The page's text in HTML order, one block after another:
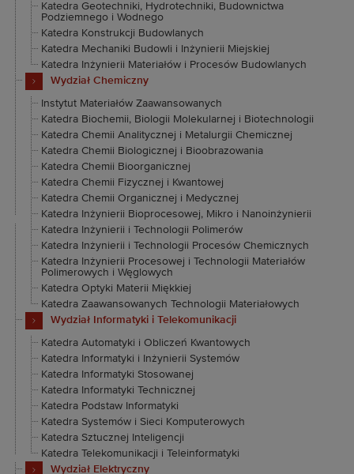
Katedra Geotechniki, Hydrotechniki, Budownictwa
Podziemnego i Wodnego
Katedra Konstrukcji Budowlanych
Katedra Mechaniki Budowli i Inżynierii Miejskiej
Katedra Inżynierii Materiałów i Procesów Budowlanych
Wydział Chemiczny
Instytut Materiałów Zaawansowanych
Katedra Biochemii, Biologii Molekularnej i Biotechnologii
Katedra Chemii Analitycznej i Metalurgii Chemicznej
Katedra Chemii Biologicznej i Bioobrazowania
Katedra Chemii Bioorganicznej
Katedra Chemii Fizycznej i Kwantowej
Katedra Chemii Organicznej i Medycznej
Katedra Inżynierii Bioprocesowej, Mikro i Nanoinżynierii
Katedra Inżynierii i Technologii Polimerów
Katedra Inżynierii i Technologii Procesów Chemicznych
Katedra Inżynierii Procesowej i Technologii Materiałów
Polimerowych i Węglowych
Katedra Optyki Materii Miękkiej
Katedra Zaawansowanych Technologii Materiałowych
Wydział Informatyki i Telekomunikacji
Katedra Automatyki i Obliczeń Kwantowych
Katedra Informatyki i Inżynierii Systemów
Katedra Informatyki Stosowanej
Katedra Informatyki Technicznej
Katedra Podstaw Informatyki
Katedra Systemów i Sieci Komputerowych
Katedra Sztucznej Inteligencji
Katedra Telekomunikacji i Teleinformatyki
Wydział Elektryczny